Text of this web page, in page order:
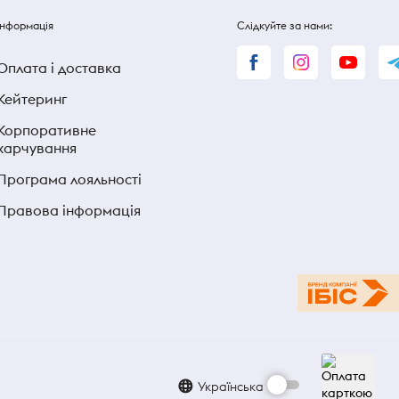
і доставка
лояльності
інформація
Слідкуйте за нами:
Українська